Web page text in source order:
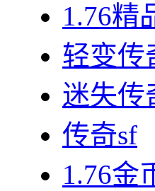
1.76精
轻变传
迷失传
传奇sf
1.76金